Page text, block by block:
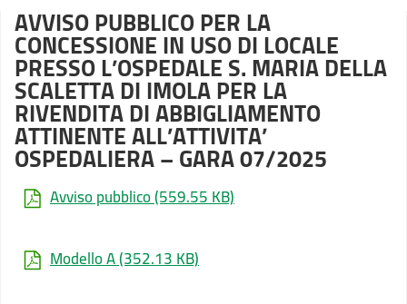
AVVISO PUBBLICO PER LA
CONCESSIONE IN USO DI LOCALE
PRESSO L’OSPEDALE S. MARIA DELLA
SCALETTA DI IMOLA PER LA
RIVENDITA DI ABBIGLIAMENTO
ATTINENTE ALL’ATTIVITA’
OSPEDALIERA – GARA 07/2025
Avviso pubblico(559.55 KB)
Modello A(352.13 KB)